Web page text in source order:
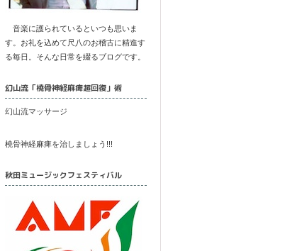
音楽に護られているといつも思いま
す。お礼を込めて尺八のお稽古に精進す
る毎日。そんな日常を綴るブログです。
幻山流「橈骨神経麻痺超回復」術
幻山流マッサージ
橈骨神経麻痺を治しましょう!!!
秋田ミュージックフェスティバル